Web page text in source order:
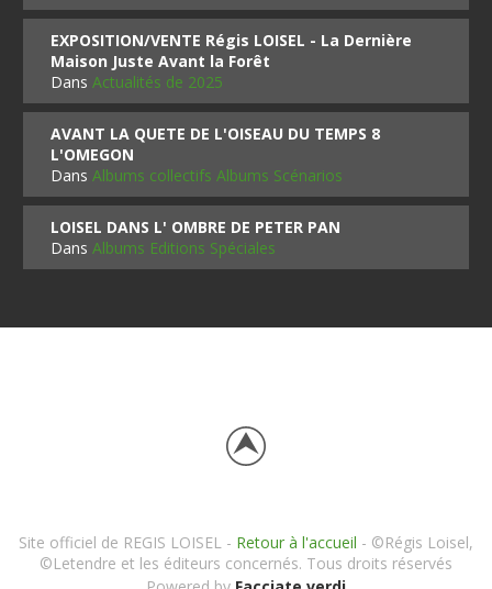
EXPOSITION/VENTE Régis LOISEL - La Dernière
Maison Juste Avant la Forêt
DansActualités de 2025
AVANT LA QUETE DE L'OISEAU DU TEMPS 8
L'OMEGON
DansAlbums collectifs Albums Scénarios
LOISEL DANS L' OMBRE DE PETER PAN
DansAlbums Editions Spéciales
Site officiel de REGIS LOISEL - Retour à l'accueil - ©Régis Loisel,
©Letendre et les éditeurs concernés. Tous droits réservés